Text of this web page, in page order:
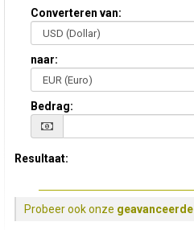
Converteren van:
naar:
Bedrag:
Resultaat:
Probeer ook onze geavanceerde